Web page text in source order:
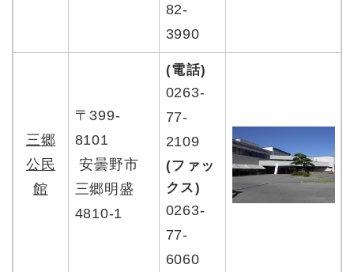
82-
3990
三郷
公民
館
〒399-
8101
安曇野市
三郷明盛
4810-1
(電話)
0263-
77-
2109
(ファッ
クス)
0263-
77-
6060